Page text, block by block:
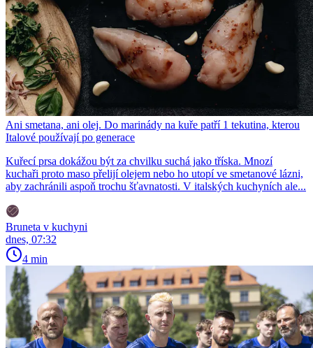
Ani smetana, ani olej. Do marinády na kuře patří 1 tekutina, kterou
Italové používají po generace
Kuřecí prsa dokážou být za chvilku suchá jako tříska. Mnozí
kuchaři proto maso přelijí olejem nebo ho utopí ve smetanové lázni,
aby zachránili aspoň trochu šťavnatosti. V italských kuchyních ale...
Bruneta v kuchyni
dnes, 07:32
4 min